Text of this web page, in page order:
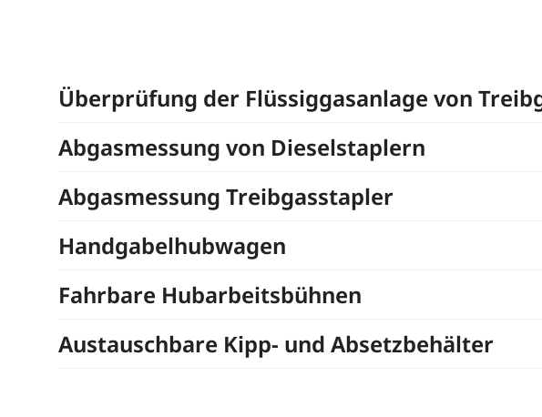
Überprüfung der Flüssiggasanlage von
Abgasmessung von Dieselstaplern
Abgasmessung Treibgasstapler
Handgabelhubwagen
Fahrbare Hubarbeitsbühnen
Austauschbare Kipp- und Absetzbehälter